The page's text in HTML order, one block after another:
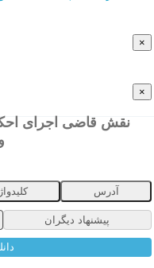
×
×
نقش قاضی اجرای
آدرس
پیشنهاد دیگران